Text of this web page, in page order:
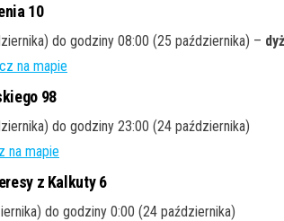
10
do godziny 08:00 (25 października) –
na mapie
98
do godziny 23:00 (24 października)
na mapie
z Kalkuty 6
do godziny 0:00 (24 października)